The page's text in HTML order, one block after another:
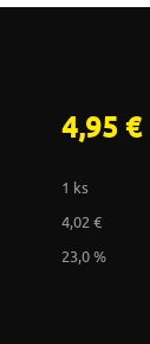
4,95 €
1 ks
4,02 €
23,0 %